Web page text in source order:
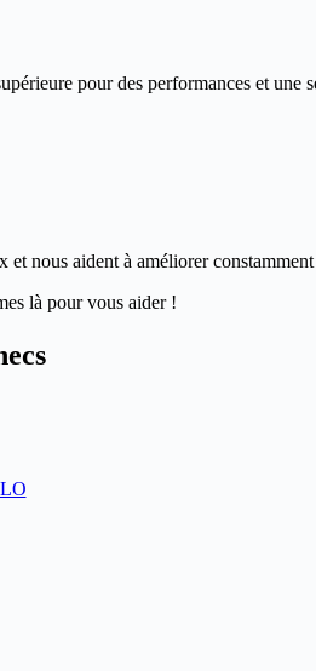
pour des performances et une
nous aident à améliorer
là pour vous aider !